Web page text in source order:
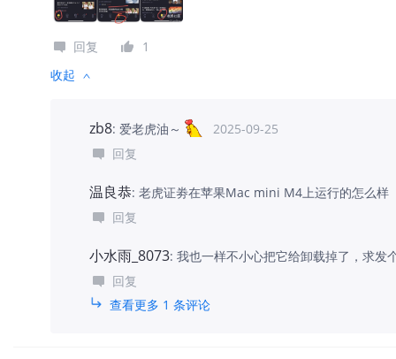
回复
1
收起
zb8: 爱老虎油～
2025-09-25
回复
温良恭: 老虎证劵在苹果Mac mini M4上运行的怎么样
回复
小水雨_8073: 我也一样不小心把它给卸载掉了，求发
回复
查看更多 1 条评论